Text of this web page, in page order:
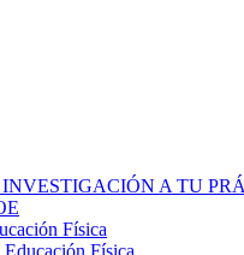
INVESTIGACIÓN A TU
Física
Física